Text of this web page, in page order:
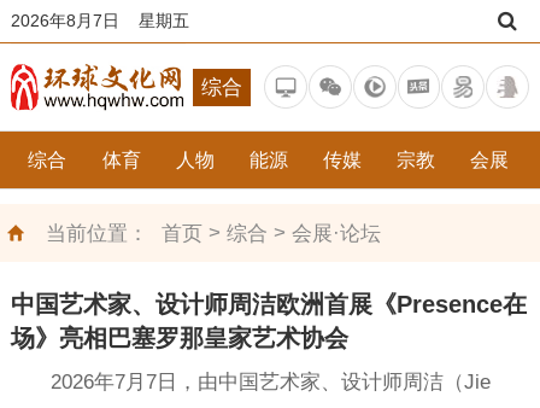
2026年8月7日 星期五
综合
综合 体育 人物 能源 传媒 宗教 会展
当前位置： 首页> 综合 > 会展·论坛
中国艺术家、设计师周洁欧洲首展《Presence在
场》亮相巴塞罗那皇家艺术协会
2026年7月7日，由中国艺术家、设计师周洁（Jie